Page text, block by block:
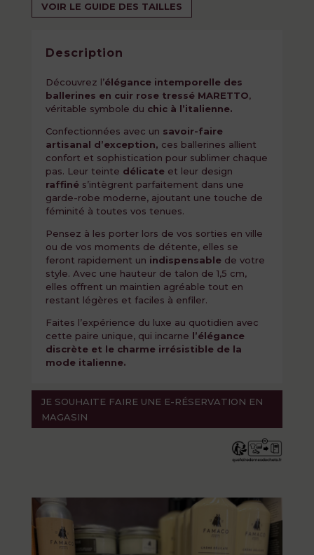
VOIR LE GUIDE DES TAILLES
Description
Découvrez l’élégance intemporelle des
ballerines en cuir rose tressé MARETTO,
véritable symbole du chic à l’italienne.
Confectionnées avec un savoir-faire
artisanal d’exception, ces ballerines allient
confort et sophistication pour sublimer chaque
pas. Leur teinte délicateet leur design
raffinés’intègrent parfaitement dans une
garde-robe moderne, ajoutant une touche de
féminité à toutes vos tenues.
Pensez à les porter lors de vos sorties en ville
ou de vos moments de détente, elles se
feront rapidement un indispensablede votre
style. Avec une hauteur de talon de 1,5 cm,
elles offrent un maintien agréable tout en
restant légères et faciles à enfiler.
Faites l’expérience du luxe au quotidien avec
cette paire unique, qui incarne l’élégance
discrète et le charme irrésistible de la
mode italienne.
JE SOUHAITE FAIRE UNE E-RÉSERVATION EN
MAGASIN